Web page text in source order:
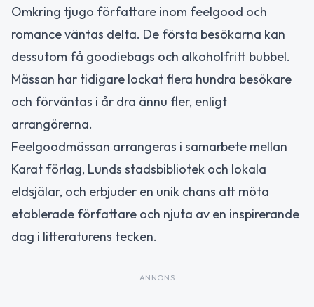
Omkring tjugo författare inom feelgood och
romance väntas delta. De första besökarna kan
dessutom få goodiebags och alkoholfritt bubbel.
Mässan har tidigare lockat flera hundra besökare
och förväntas i år dra ännu fler, enligt
arrangörerna.
Feelgoodmässan arrangeras i samarbete mellan
Karat förlag, Lunds stadsbibliotek och lokala
eldsjälar, och erbjuder en unik chans att möta
etablerade författare och njuta av en inspirerande
dag i litteraturens tecken.
ANNONS